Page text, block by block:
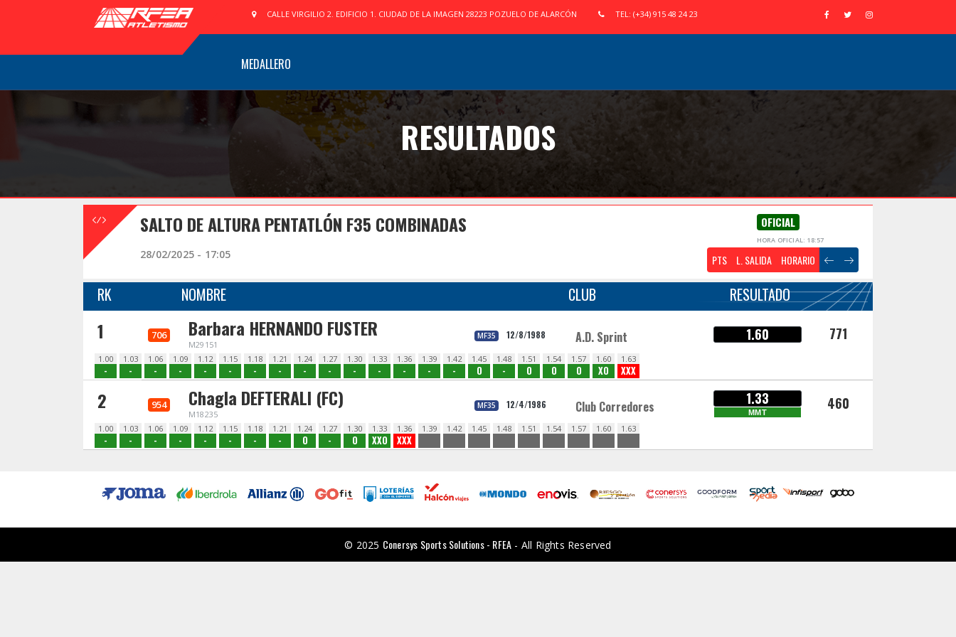
CALLE VIRGILIO 2. EDIFICIO 1. CIUDAD DE LA IMAGEN 28223 POZUELO DE ALARCÓN TEL: (+34) 915 48 24 23
MEDALLERO
RESULTADOS
SALTO DE ALTURA PENTATLÓN F35 COMBINADAS OFICIAL
HORA OFICIAL: 18:57
28/02/2025 - 17:05 PTS L. SALIDA HORARIO
RK NOMBRE CLUB RESULTADO
1 706 Barbara HERNANDO FUSTER
M29151
MF35 12/8/1988 A.D. Sprint 1.60 771
1.00
-
1.03
-
1.06
-
1.09
-
1.12
-
1.15
-
1.18
-
1.21
-
1.24
-
1.27
-
1.30
-
1.33
-
1.36
-
1.39
-
1.42
-
1.45
O
1.48
-
1.51
O
1.54
O
1.57
O
1.60
XO
1.63
XXX
2 954 Chagla DEFTERALI (FC)
M18235
MF35 12/4/1986 Club Corredores 1.33
MMT 460
1.00
-
1.03
-
1.06
-
1.09
-
1.12
-
1.15
-
1.18
-
1.21
-
1.24
O
1.27
-
1.30
O
1.33
XXO
1.36
XXX
1.39 1.42 1.45 1.48 1.51 1.54 1.57 1.60 1.63
© 2025 Conersys Sports Solutions - RFEA - All Rights Reserved